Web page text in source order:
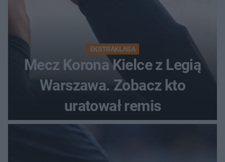
EKSTRAKLASA
Mecz Korona Kielce z Legią
Warszawa. Zobacz kto
uratował remis